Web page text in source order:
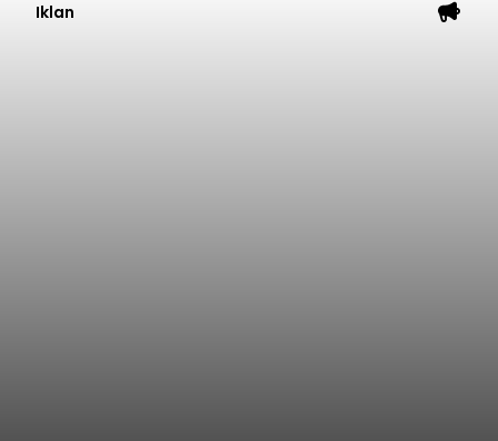
Iklan